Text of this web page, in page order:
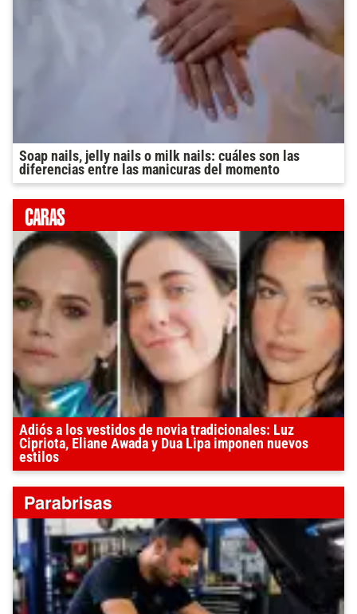
Soap nails, jelly nails o milk nails: cuáles son las
diferencias entre las manicuras del momento
Adiós a los vestidos de novia tradicionales: Luz
Cipriota, Eliane Awada y Dua Lipa imponen nuevos
estilos